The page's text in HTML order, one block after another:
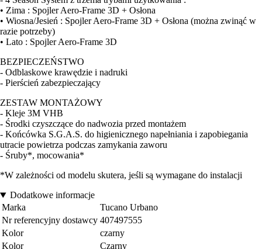
• Zima : Spojler Aero-Frame 3D + Osłona
• Wiosna/Jesień : Spojler Aero-Frame 3D + Osłona (można zwinąć w
razie potrzeby)
• Lato : Spojler Aero-Frame 3D
BEZPIECZEŃSTWO
- Odblaskowe krawędzie i nadruki
- Pierścień zabezpieczający
ZESTAW MONTAŻOWY
- Kleje 3M VHB
- Środki czyszczące do nadwozia przed montażem
- Końcówka S.G.A.S. do higienicznego napełniania i zapobiegania
utracie powietrza podczas zamykania zaworu
- Śruby*, mocowania*
*W zależności od modelu skutera, jeśli są wymagane do instalacji
Dodatkowe informacje
Marka
Tucano Urbano
Nr referencyjny dostawcy 407497555
Kolor
czarny
Kolor
Czarny